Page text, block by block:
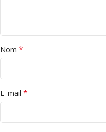
Nom *
E-mail *